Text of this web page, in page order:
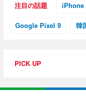
注目の話題 iPhone
Google Pixel 9 韓
PICK UP